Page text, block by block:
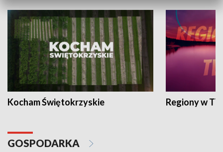
Kocham Świętokrzyskie Regiony w
GOSPODARKA